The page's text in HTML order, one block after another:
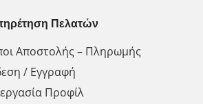
Πελατών
Αποστολής – Πληρωμής
/ Εγγραφή
Προφίλ